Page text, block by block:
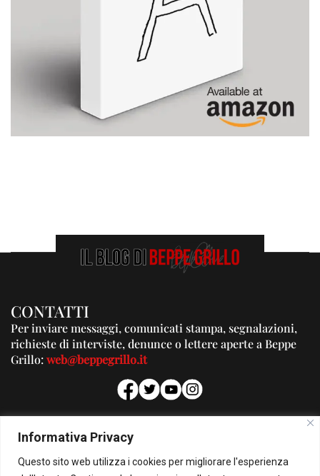
Informativa Privacy
Questo sito web utilizza i cookies per migliorare l'esperienza
CONTATTI
Per inviare messaggi, comunicati stampa, segnalazioni,
richieste di interviste, denunce o lettere aperte a Beppe
Grillo:web@beppegrillo.it
PUBBLICITA'
Per la tua pubblicità su questo Blog:
pubblicita@beppegrillo.it